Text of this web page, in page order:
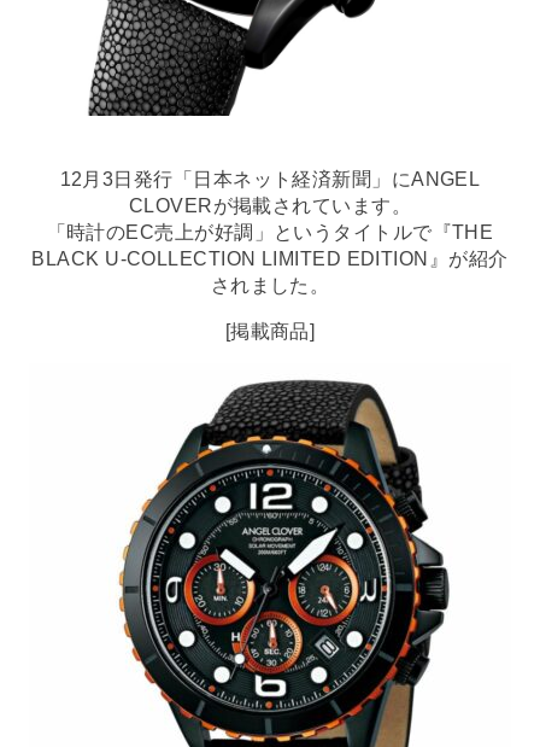
12月3日発行「日本ネット経済新聞」にANGEL
CLOVERが掲載されています。
「時計のEC売上が好調」というタイトルで『THE
BLACK U-COLLECTION LIMITED EDITION』が紹介
されました。
[掲載商品]